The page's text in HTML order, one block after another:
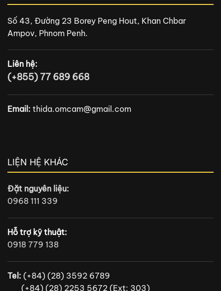
Số 43, Đường 23 Borey Peng Hout, Khan Chbar
Ampov, Phnom Penh.
Liên hệ:
(+855) 77 689 668
Email: thida.omcam@gmail.com
LIỆN HỆ KHÁC
Đặt nguyên liệu:
0968 111 339
Hỗ trợ kỹ thuật:
0918 779 138
Tel: (+84) (28) 3592 6789
(+84) (28) 2253 5672 (Ext: 303)